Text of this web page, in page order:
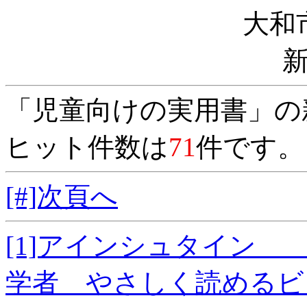
大和
「児童向けの実用書」
ヒット件数は71件です
[#]次頁へ
[1]アインシュタイン
学者 やさしく読める